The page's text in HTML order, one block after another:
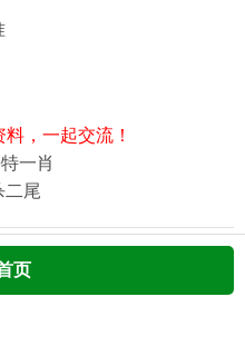
，一起交流！
一肖
二尾
页